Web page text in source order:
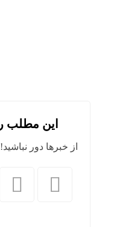
این مطلب
از خبرها دور نباشید!